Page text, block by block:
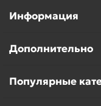
Информация
Дополнительно
Популярные